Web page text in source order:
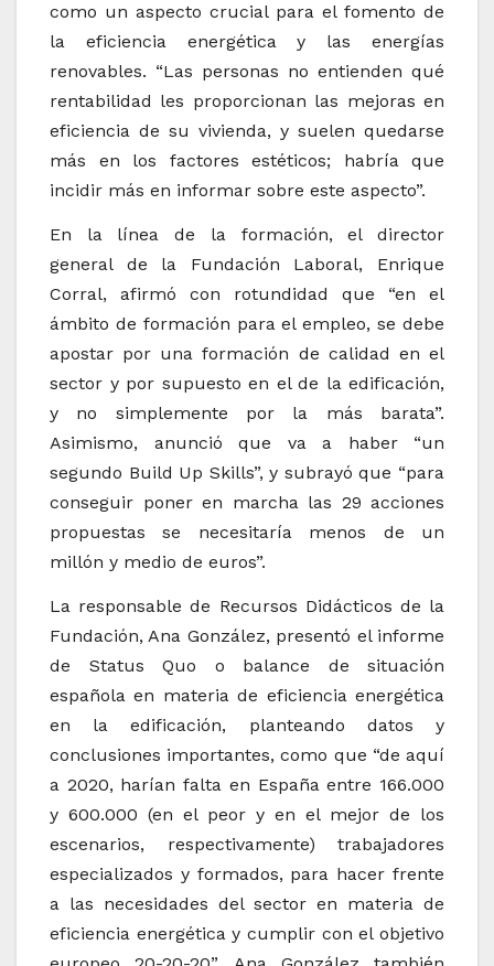
como un aspecto crucial para el fomento de
la eficiencia energética y las energías
renovables. “Las personas no entienden qué
rentabilidad les proporcionan las mejoras en
eficiencia de su vivienda, y suelen quedarse
más en los factores estéticos; habría que
incidir más en informar sobre este aspecto”.
En la línea de la formación, el director
general de la Fundación Laboral, Enrique
Corral, afirmó con rotundidad que “en el
ámbito de formación para el empleo, se debe
apostar por una formación de calidad en el
sector y por supuesto en el de la edificación,
y no simplemente por la más barata”.
Asimismo, anunció que va a haber “un
segundo Build Up Skills”, y subrayó que “para
conseguir poner en marcha las 29 acciones
propuestas se necesitaría menos de un
millón y medio de euros”.
La responsable de Recursos Didácticos de la
Fundación, Ana González, presentó el informe
de Status Quo o balance de situación
española en materia de eficiencia energética
en la edificación, planteando datos y
conclusiones importantes, como que “de aquí
a 2020, harían falta en España entre 166.000
y 600.000 (en el peor y en el mejor de los
escenarios, respectivamente) trabajadores
especializados y formados, para hacer frente
a las necesidades del sector en materia de
eficiencia energética y cumplir con el objetivo